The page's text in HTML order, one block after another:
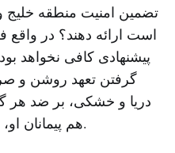
تضمین امنیت منطقه خلیج
است ارائه دهند؟ در
پیشنهادی کافی نخواهد
گرفتن تعهد روشن و
دریا و خشکی، بر ضد هر
هم پیمانان او، بر علیه کشورهای خلیج باشد.